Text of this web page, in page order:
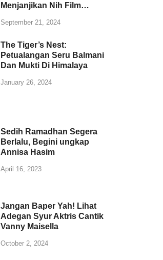
Menjanjikan Nih Film…
September 21, 2024
The Tiger’s Nest:
Petualangan Seru Balmani
Dan Mukti Di Himalaya
January 26, 2024
Sedih Ramadhan Segera
Berlalu, Begini ungkap
Annisa Hasim
April 16, 2023
Jangan Baper Yah! Lihat
Adegan Syur Aktris Cantik
Vanny Maisella
October 2, 2024